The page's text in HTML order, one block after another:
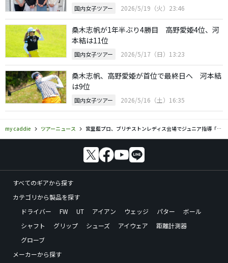
国内女子ツアー 2026/5/19（火）23:46
桑木志帆が1年半ぶり4勝目 高野愛姫4位、河
本結は11位
国内女子ツアー 2026/5/17（日）13:23
桑木志帆、高野愛姫が首位で最終日へ 河本結
は9位
国内女子ツアー 2026/5/16（土）16:35
my caddie ツアーニュース 宮里藍プロ、ブリヂストンレディス会場でジュニア指導「ゴルフを楽しんで欲しい」
すべてのギアから探す
カテゴリから製品を探す
ドライバー
FW UT アイアン ウェッジ パター
ボール
シャフト
グリップ シューズ アイウェア
距離計測器
グローブ
メーカーから探す